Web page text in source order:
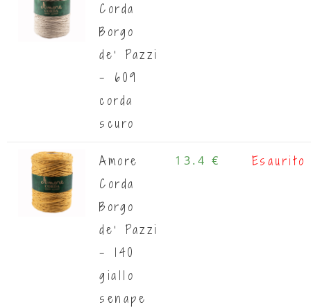
Corda
Borgo
de' Pazzi
- 609
corda
scuro
Amore
Corda
Borgo
de' Pazzi
- 140
giallo
senape
13.4 € Esaurito